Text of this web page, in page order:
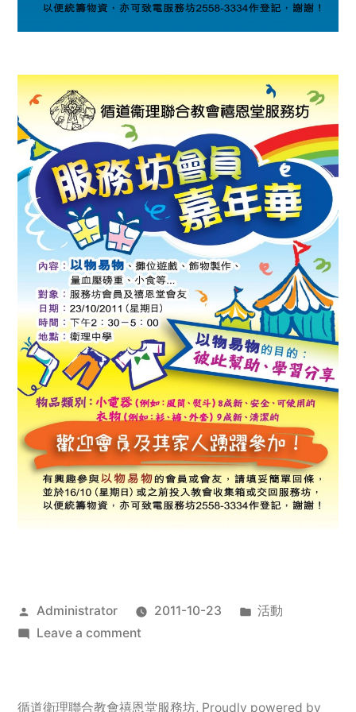
Posted
by
Administrator 2011-10-23
Posted
活動
Leave a commenton
服
循道衛理聯合教會禧恩堂服務坊, Proudly powered by